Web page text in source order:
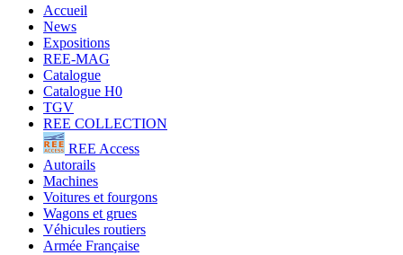
Accueil
News
Expositions
REE-MAG
Catalogue
Catalogue H0
TGV
REE COLLECTION
REE Access
Autorails
Machines
Voitures et fourgons
Wagons et grues
Véhicules routiers
Armée Française